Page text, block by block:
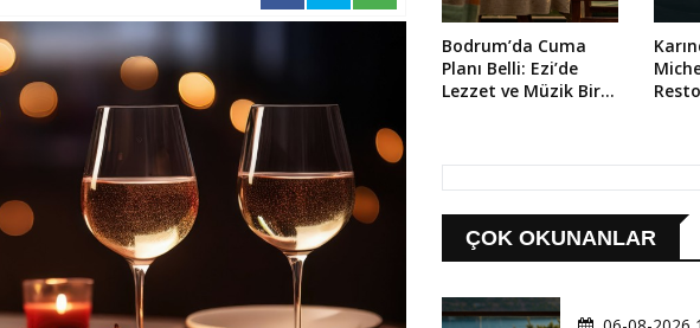
Bodrum’da Cuma
Planı Belli: Ezi’de
Lezzet ve Müzik Bir
ÇOK OKUNANLAR